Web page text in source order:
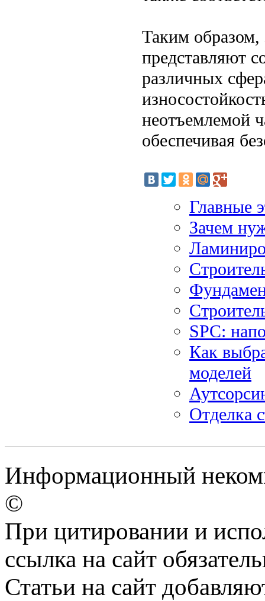
Таким образом,
представляют
различных
неотъемлемой
обеспечивая
Главные
Зачем
SPC:
Как
моделей
Отделка
Информационный
©
При цитировании и
ссылка на сайт
Статьи на сайт